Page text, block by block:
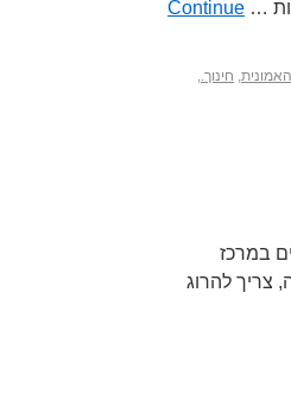
…
Continue
, חינוך.,
במרכז
צריך להרוג